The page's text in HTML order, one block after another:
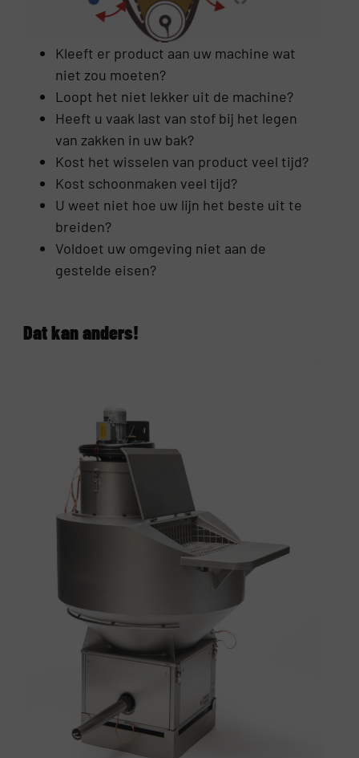
Kleeft er product aan uw machine wat
niet zou moeten?
Loopt het niet lekker uit de machine?
Heeft u vaak last van stof bij het legen
van zakken in uw bak?
Kost het wisselen van product veel tijd?
Kost schoonmaken veel tijd?
U weet niet hoe uw lijn het beste uit te
breiden?
Voldoet uw omgeving niet aan de
gestelde eisen?
Dat kan anders!